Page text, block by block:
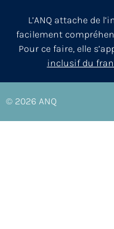
L’ANQ attache de
facilement
Pour ce faire, elle
inclusif du
© 2026 ANQ